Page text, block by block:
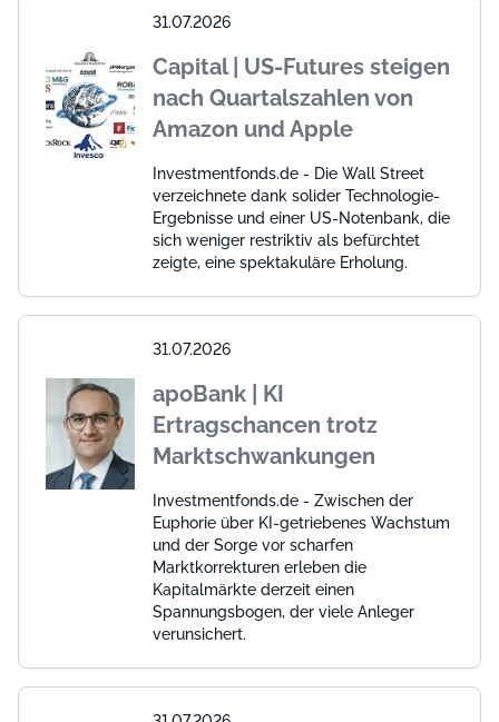
31.07.2026
Capital | US-Futures steigen
nach Quartalszahlen von
Amazon und Apple
Investmentfonds.de - Die Wall Street
verzeichnete dank solider Technologie-
Ergebnisse und einer US-Notenbank, die
sich weniger restriktiv als befürchtet
zeigte, eine spektakuläre Erholung.
31.07.2026
apoBank | KI
Ertragschancen trotz
Marktschwankungen
Investmentfonds.de - Zwischen der
Euphorie über KI-getriebenes Wachstum
und der Sorge vor scharfen
Marktkorrekturen erleben die
Kapitalmärkte derzeit einen
Spannungsbogen, der viele Anleger
verunsichert.